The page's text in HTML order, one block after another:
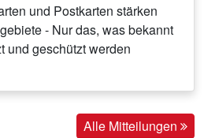
und Postkarten stärken
- Nur das, was bekannt
und geschützt werden
Alle Mitteilungen